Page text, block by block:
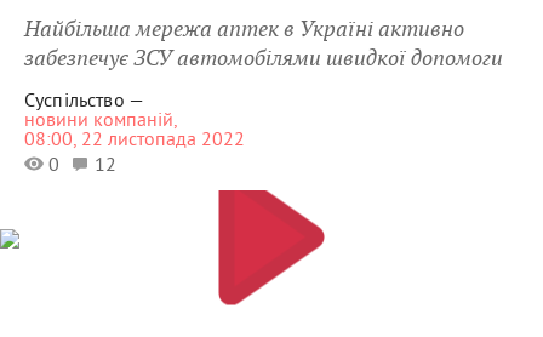
Найбільша мережа аптек в Україні активно
забезпечує ЗСУ автомобілями швидкої допомоги
Суспільство —
новини компаній,
08:00, 22 листопада 2022
0
12